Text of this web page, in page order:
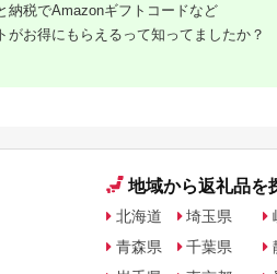
日向市
冷凍 ア
カ 魚 フライ す
: 14,000 円
10、30個セット_ 焼
きうに うに ウニ 雲丹
焼きウニ 無添加 おか
海産物 岩手県 宮古市
【G1335814】
寄付金額:24,000 円
ツ
寄
納税でAmazonギフトコードなど
がお得にもらえるって知ってましたか？
地域から返礼品を
北海道
青森県
埼玉県
千葉県